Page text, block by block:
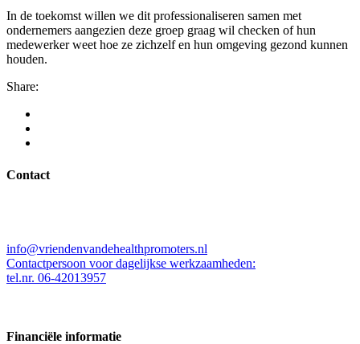
In de toekomst willen we dit professionaliseren samen met
ondernemers aangezien deze groep graag wil checken of hun
medewerker weet hoe ze zichzelf en hun omgeving gezond kunnen
houden.
Share:
Contact
info@vriendenvandehealthpromoters.nl
Contactpersoon voor dagelijkse werkzaamheden:
tel.nr. 06-42013957
Financiële informatie